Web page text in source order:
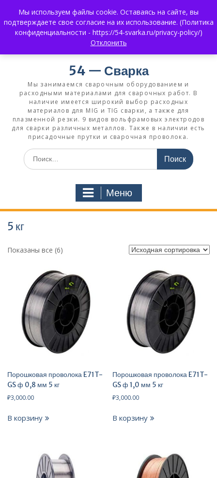
содержимому
+7 (383) 375-0008
3750008@mail.ru
What's App:
+7 930 858 02 99
54 — Сварка
Мы занимаемся сварочным оборудованием и
расходными материалами для сварочных работ. В
наличие имеется широкий выбор расходных
материалов для MIG и TIG сварки, а также для
плазменной резки. 9 видов вольфрамовых электродов
для сварки различных металлов. Также в наличии есть
присадочные прутки и сварочная проволока.
Искать:
Меню
5 кг
Показаны все (6)
Порошковая проволока E71T-
GS ф 0,8 мм 5 кг
₽3,000.00
В корзину
Порошковая проволока E71T-
GS ф 1,0 мм 5 кг
₽3,000.00
В корзину
Мы используем файлы cookie. Оставаясь на сайте, вы
подтверждаете свое согласие на их использование. (Политика
конфиденциальности - https://54-svarka.ru/privacy-policy/)
Отклонить